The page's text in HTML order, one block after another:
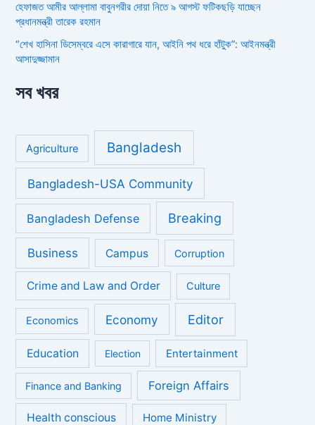
হেফাজত আমীর আল্লামা বাবুনগরীর দোয়া নিতে ৯ আগস্ট ফটিকছড়ি যাচ্ছেন
প্রধানমন্ত্রী তারেক রহমান
“শেখ হাসিনা ডিসেম্বরে এসে কারাগারে যান, আইনি পথ ধরে হাঁটুক”: আইনমন্ত্রী
আসাদুজ্জামান
সব খবর
Agriculture Bangladesh
Bangladesh-USA Community
Bangladesh Defense Breaking
Business Campus Corruption
Crime and Law and Order Culture
Economics Economy Editor
Education Election Entertainment
Finance and Banking Foreign Affairs
Health conscious Home Ministry